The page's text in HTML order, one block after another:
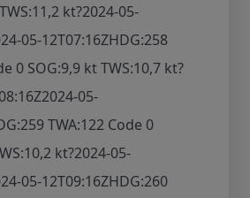
kt?2024-05-
05-12T07:16ZHDG:258
0 SOG:9,9 kt TWS:10,7 kt?
2024-05-
TWA:122 Code 0
kt?2024-05-
05-12T09:16ZHDG:260